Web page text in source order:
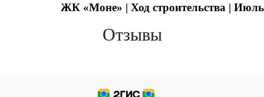
ЖК «Моне» | Ход строительства |
Отзывы